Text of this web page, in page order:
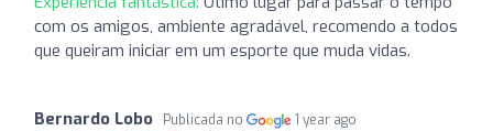
com os amigos, ambiente agradável, recomendo a todos
que queiram iniciar em um esporte que muda vidas.
Bernardo Lobo Publicada no 1 year ago